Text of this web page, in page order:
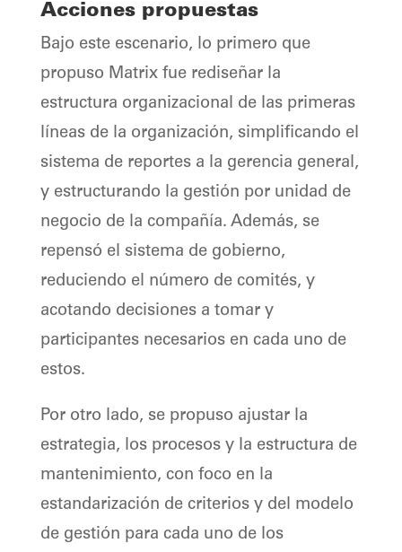
Acciones propuestas
Bajo este escenario, lo primero que
propuso Matrix fue rediseñar la
estructura organizacional de las primeras
líneas de la organización, simplificando el
sistema de reportes a la gerencia general,
y estructurando la gestión por unidad de
negocio de la compañía. Además, se
repensó el sistema de gobierno,
reduciendo el número de comités, y
acotando decisiones a tomar y
participantes necesarios en cada uno de
estos.
Por otro lado, se propuso ajustar la
estrategia, los procesos y la estructura de
mantenimiento, con foco en la
estandarización de criterios y del modelo
de gestión para cada uno de los